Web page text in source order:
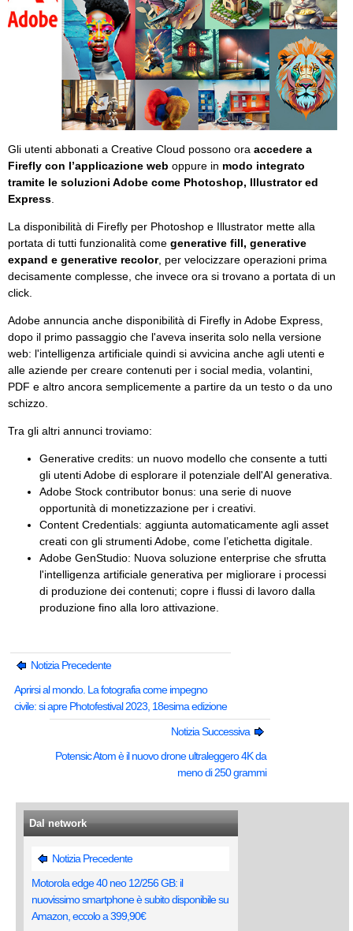
Gli utenti abbonati a Creative Cloud possono ora accedere a
Firefly con l’applicazione web oppure in modo integrato
tramite le soluzioni Adobe come Photoshop, Illustrator ed
Express
La disponibilità di Firefly per Photoshop e Illustrator mette alla
portata di tutti funzionalità come generative fill, generative
expand e generative recolor, per velocizzare operazioni prima
decisamente complesse, che invece ora si trovano a portata di un
click.
Adobe annuncia anche disponibilità di Firefly in Adobe Express,
dopo il primo passaggio che l'aveva inserita solo nella versione
web: l'intelligenza artificiale quindi si avvicina anche agli utenti e
alle aziende per creare contenuti per i social media, volantini,
PDF e altro ancora semplicemente a partire da un testo o da uno
schizzo.
Tra gli altri annunci troviamo:
Generative credits: un nuovo modello che consente a tutti
gli utenti Adobe di esplorare il potenziale dell'AI generativa.
Adobe Stock contributor bonus: una serie di nuove
opportunità di monetizzazione per i creativi.
Content Credentials: aggiunta automaticamente agli asset
creati con gli strumenti Adobe, come l’etichetta digitale.
Adobe GenStudio: Nuova soluzione enterprise che sfrutta
l'intelligenza artificiale generativa per migliorare i processi
di produzione dei contenuti; copre i flussi di lavoro dalla
produzione fino alla loro attivazione.
Notizia Precedente
Aprirsi al mondo. La fotografia come impegno
civile: si apre Photofestival 2023, 18esima edizione
Notizia Successiva
Potensic Atom è il nuovo drone ultraleggero 4K da
meno di 250 grammi
Dal network
Notizia Precedente
Motorola edge 40 neo 12/256 GB: il
nuovissimo smartphone è subito disponibile su
Amazon, eccolo a 399,90€